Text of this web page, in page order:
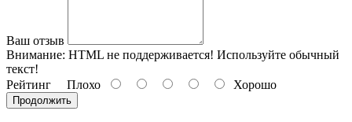
Ваш отзыв
Внимание: HTML не поддерживается! Используйте обычный
текст!
Рейтинг Плохо Хорошо
Продолжить